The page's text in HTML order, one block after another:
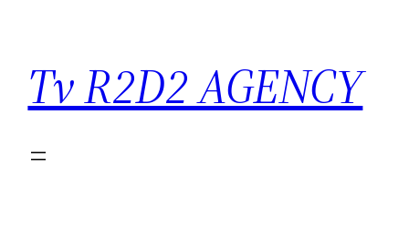
conteúdo
Tv R2D2 AGENCY